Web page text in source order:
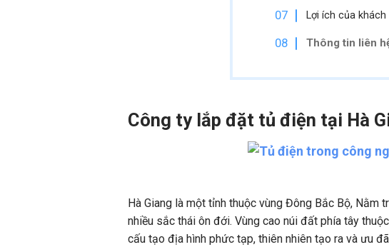
Lợi ích của
Thông tin liên
Công ty lắp đặt tủ điện tại Hà
Hà Giang là một tỉnh thuộc vùng Đông Bắc Bộ, Nằm
nhiều sắc thái ôn đới. Vùng cao núi đất phía tây
cấu tạo địa hình phức tạp, thiên nhiên tạo ra và ưu